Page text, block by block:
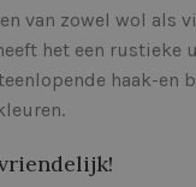
van zowel wol
het een
haak-